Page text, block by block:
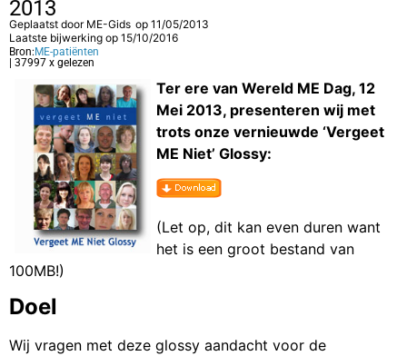
2013
Geplaatst door ME-Gids op 11/05/2013
Laatste bijwerking op 15/10/2016
Bron: ME-patiënten
| 37997 x gelezen
Ter ere van Wereld ME Dag, 12
Mei 2013, presenteren wij met
trots onze vernieuwde ‘Vergeet
ME Niet’ Glossy:
(Let op, dit kan even duren want
het is een groot bestand van
100MB!)
Doel
Wij vragen met deze glossy aandacht voor de